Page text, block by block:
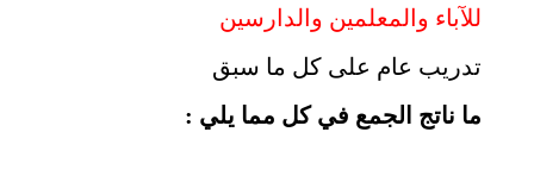
للآباء والمعلمين والدارسين
تدريب عام على كل ما سبق
ما ناتج الجمع في كل مما يلي :